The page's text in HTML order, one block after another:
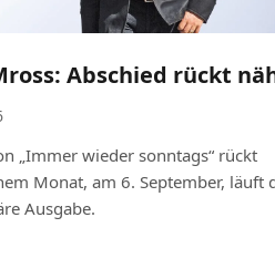
Abschied rückt
„Immer wieder sonntags“ rückt
Monat, am 6. September, läuft
Ausgabe.